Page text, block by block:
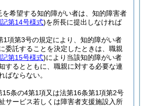
を希望する知的障がい者は、知的障害者
記第14号様式)を所長に提出しなければ
1項第3号の規定により、知的障がい者
委託することを決定したときは、職親
記第15号様式)により当該知的障がい者
するとともに、職親に対する必要な連
ばならない。
15条の4第1項又は法第16条第1項第2号
サービス若しくは障害者支援施設入所